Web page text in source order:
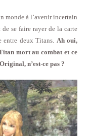
monde à l’avenir incertain
se faire rayer de la carte
entre deux Titans. Ah oui,
mort au combat et ce
n’est-ce pas ?